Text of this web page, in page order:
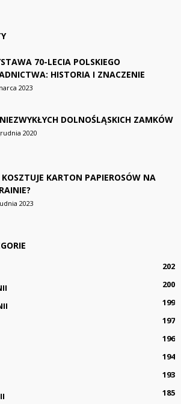
70-LECIA POLSKIEGO
HISTORIA I ZNACZENIE
2023
DOLNOŚLĄSKICH ZAMKÓW
2020
KOSZTUJE KARTON PAPIEROSÓW NA
2023
202
200
199
197
196
194
193
185